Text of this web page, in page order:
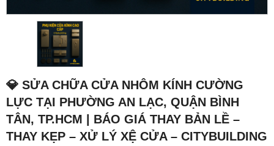
💎 SỬA CHỮA CỬA NHÔM KÍNH CƯỜNG
LỰC TẠI PHƯỜNG AN LẠC, QUẬN BÌNH
TÂN, TP.HCM | BÁO GIÁ THAY BẢN LỀ –
THAY KẸP – XỬ LÝ XỆ CỬA – CITYBUILDING